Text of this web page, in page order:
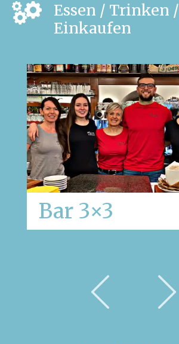
Essen / Trinken /
Einkaufen
Bar 3×3